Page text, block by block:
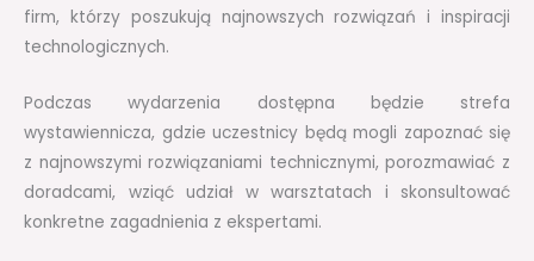
firm, którzy poszukują najnowszych rozwiązań i inspiracji
technologicznych.
Podczas wydarzenia dostępna będzie strefa
wystawiennicza, gdzie uczestnicy będą mogli zapoznać się
z najnowszymi rozwiązaniami technicznymi, porozmawiać z
doradcami, wziąć udział w warsztatach i skonsultować
konkretne zagadnienia z ekspertami.